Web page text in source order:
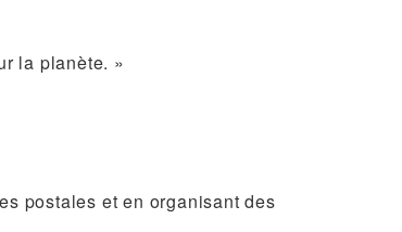
la planète. »
postales et en organisant des